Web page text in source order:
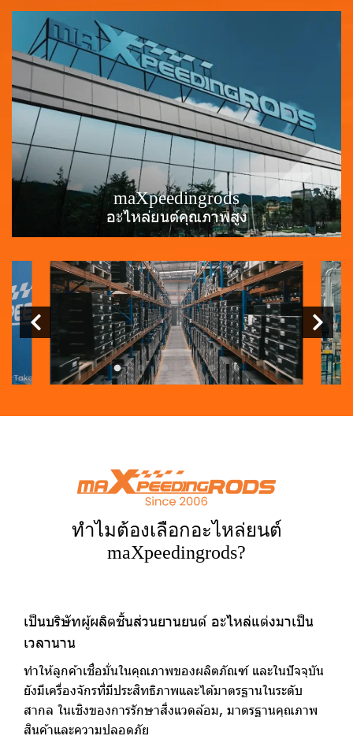
maXpeedingrods
อะไหล่ยนต์คุณภาพสูง
ทำไมต้องเลือกอะไหล่ยนต์
maXpeedingrods?
เป็นบริษัทผู้ผลิตชิ้นส่วนยานยนต์ อะไหล่แต่งมาเป็น
เวลานาน
ทำให้ลูกค้าเชื่อมั่นในคุณภาพของผลิตภัณฑ์ และในปัจจุบัน
ยังมีเครื่องจักรที่มีประสิทธิภาพและได้มาตรฐานในระดับ
สากล ในเชิงของการรักษาสิ่งแวดล้อม, มาตรฐานคุณภาพ
สินค้าและความปลอดภัย